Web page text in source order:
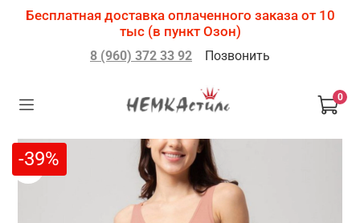
Бесплатная доставка оплаченного заказа от 10
тыс (в пункт Озон)
8 (960) 372 33 92 Позвонить
0
-39%